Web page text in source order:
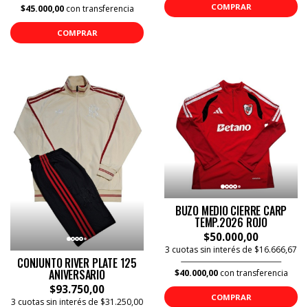
$45.000,00con transferencia
COMPRAR
COMPRAR
CONJUNTO RIVER PLATE 125
ANIVERSARIO
$93.750,00
3 cuotas sin interés de $31.250,00
BUZO MEDIO CIERRE CARP
TEMP.2026 ROJO
$50.000,00
3 cuotas sin interés de $16.666,67
$40.000,00con transferencia
COMPRAR